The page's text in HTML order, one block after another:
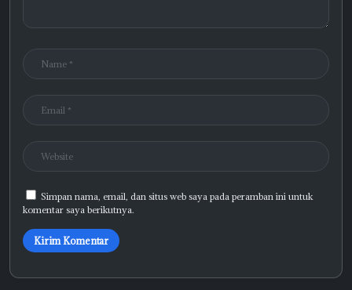
Simpan nama, email, dan situs web saya pada peramban ini untuk
komentar saya berikutnya.